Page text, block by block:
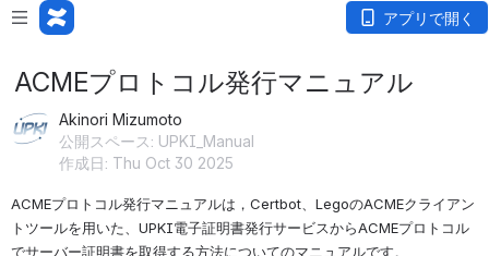
アプリで開く
ACMEプロトコル発行マニュアル
Akinori Mizumoto
公開スペース: UPKI_Manual
作成日: Thu Oct 30 2025
ACMEプロトコル発行マニュアルは，Certbot、LegoのACMEクライアン
トツールを用いた、UPKI電子証明書発行サービスからACMEプロトコル
でサーバー証明書を取得する方法についてのマニュアルです。